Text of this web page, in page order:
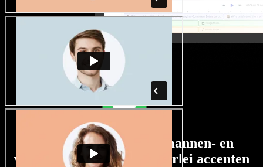
Een ruim aanbod aan mannen- en
vrouwenstemmen met allerlei accenten